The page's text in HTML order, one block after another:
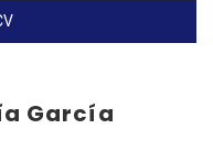
García